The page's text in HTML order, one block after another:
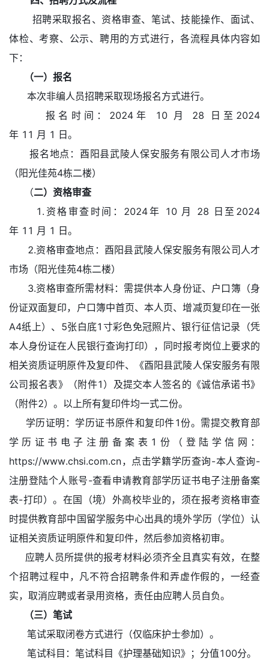
招聘采取报名、资格审查、笔试、技能操作、面试、
体检、考察、公示、聘用的方式进行，各流程具体内容如
下：
（一）报名
本次非编人员招聘采取现场报名方式进行。
报名时间：2024年 10 月 28 日至2024
年 11 月 1 日。
报名地点：酉阳县武陵人保安服务有限公司人才市场
（阳光佳苑4栋二楼）
（二）资格审查
1.资格审查时间：2024年 10 月 28 日至2024
年 11 月 1 日。
2.资格审查地点：酉阳县武陵人保安服务有限公司人才
市场（阳光佳苑4栋二楼）
3.资格审查所需材料：需提供本人身份证、户口簿（身
份证双面复印，户口簿中首页、本人页、增减页复印在一张
A4纸上）、5张白底1寸彩色免冠照片、银行征信记录（凭
本人身份证在人民银行查询打印），同时报考岗位上要求的
相关资质证明原件及复印件、《酉阳县武陵人保安服务有限
公司报名表》（附件1）及提交本人签名的《诚信承诺书》
（附件2）。以上所有复印件均一式二份。
学历证明：学历证书原件和复印件1份。需提交教育部
学历证书电子注册备案表1份（登陆学信网：
https://www.chsi.com.cn，点击学籍学历查询-本人查询-
注册登陆个人账号-查看申请教育部学历证书电子注册备案
表-打印）。在国（境）外高校毕业的，须在报考资格审查
时提供教育部中国留学服务中心出具的境外学历（学位）认
证相关资质证明原件和复印件，然后参加资格初审。
应聘人员所提供的报考材料必须齐全且真实有效，在整
个招聘过程中，凡不符合招聘条件和弄虚作假的，一经查
实，取消应聘或者录用资格，责任由应聘人员自负。
（三）笔试
笔试采取闭卷方式进行（仅临床护士参加）。
笔试科目：笔试科目《护理基础知识》；分值100分。